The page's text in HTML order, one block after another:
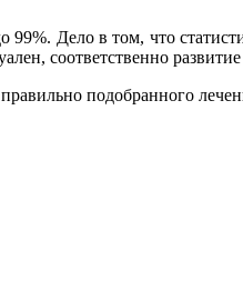
Дело в том, что
соответственно
подобранного